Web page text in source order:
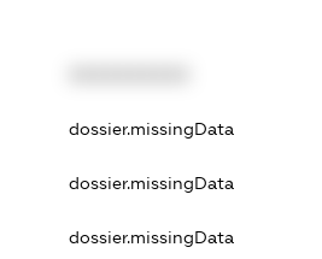
dossier.missingData
dossier.missingData
dossier.missingData